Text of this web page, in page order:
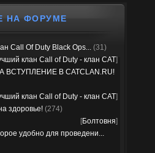
НА ФОРУМЕ
Call Of Duty Black Ops... (31)
клан Call of Duty - клан CAT]
ВСТУПЛЕНИЕ В CATCLAN.RU!
клан Call of Duty - клан CAT]
здоровье! (274)
[Болтовня]
удобно для проведени...